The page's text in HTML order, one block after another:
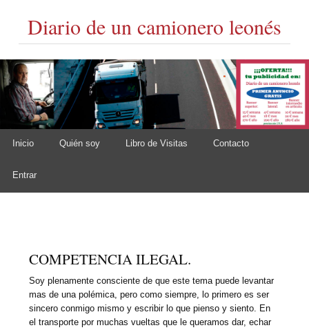
Diario de un camionero leonés
Main menu
Skip to content
Inicio Quién soy Libro de Visitas Contacto
Entrar
COMPETENCIA ILEGAL.
Soy plenamente consciente de que este tema puede levantar
mas de una polémica, pero como siempre, lo primero es ser
sincero conmigo mismo y escribir lo que pienso y siento. En
el transporte por muchas vueltas que le queramos dar, echar